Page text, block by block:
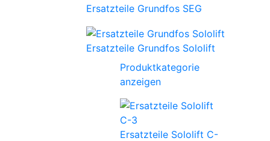
Ersatzteile Grundfos SEG
Ersatzteile Grundfos Sololift
Produktkategorie
anzeigen
Ersatzteile Sololift C-